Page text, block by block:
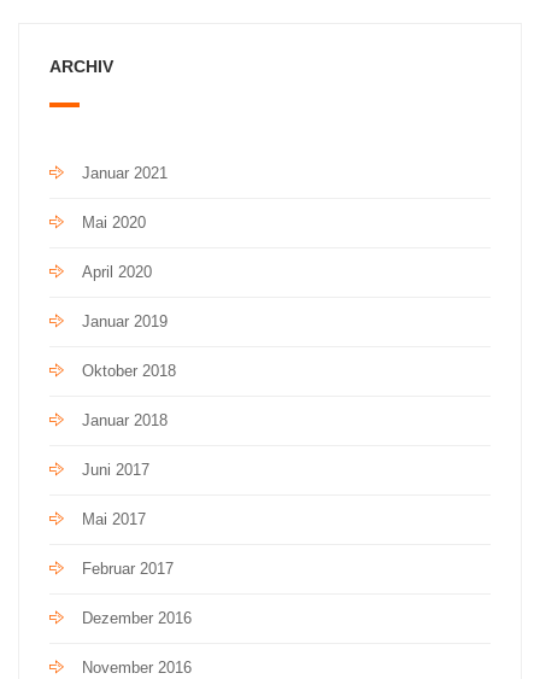
ARCHIV
Januar 2021
Mai 2020
April 2020
Januar 2019
Oktober 2018
Januar 2018
Juni 2017
Mai 2017
Februar 2017
Dezember 2016
November 2016